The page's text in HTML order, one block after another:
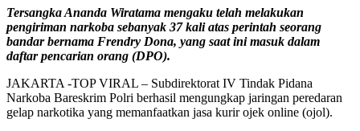
Tersangka Ananda Wiratama mengaku telah melakukan
pengiriman narkoba sebanyak 37 kali atas perintah seorang
bandar bernama Frendry Dona, yang saat ini masuk dalam
daftar pencarian orang (DPO).
JAKARTA -TOP VIRAL – Subdirektorat IV Tindak Pidana
Narkoba Bareskrim Polri berhasil mengungkap jaringan peredaran
gelap narkotika yang memanfaatkan jasa kurir ojek online (ojol).